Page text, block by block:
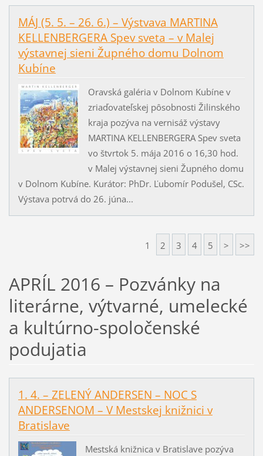
MÁJ (5. 5. – 26. 6.) – Výstvava MARTINA
KELLENBERGERA Spev sveta – v Malej
výstavnej sieni Župného domu Dolnom
Kubíne
Oravská galéria v Dolnom Kubíne v
zriaďovateľskej pôsobnosti Žilinského
kraja pozýva na vernisáž výstavy
MARTINA KELLENBERGERA Spev sveta
vo štvrtok 5. mája 2016 o 16,30 hod.
v Malej výstavnej sieni Župného domu
v Dolnom Kubíne. Kurátor: PhDr. Ľubomír Podušel, CSc.
Výstava potrvá do 26. júna...
1 2 3 4 5 > >>
APRÍL 2016 – Pozvánky na
literárne, výtvarné, umelecké
a kultúrno-spoločenské
podujatia
1. 4. – ZELENÝ ANDERSEN – NOC S
ANDERSENOM – V Mestskej knižnici v
Bratislave
Mestská knižnica v Bratislave pozýva